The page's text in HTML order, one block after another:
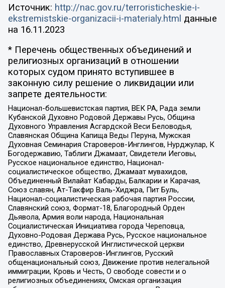
Источник: http://nac.gov.ru/terroristicheskie-i-
ekstremistskie-organizacii-i-materialy.html данные
на 16.11.2023
* Перечень общественных объединений и
религиозных организаций в отношении
которых судом принято вступившее в
законную силу решение о ликвидации или
запрете деятельности:
Национал-большевистская партия, ВЕК РА, Рада земли
Кубанской Духовно Родовой Державы Русь, Община
Духовного Управления Асгардской Веси Беловодья,
Славянская Община Капища Веды Перуна, Мужская
Духовная Семинария Староверов-Инглингов, Нурджулар, К
Богодержавию, Таблиги Джамаат, Свидетели Иеговы,
Русское национальное единство, Национал-
социалистическое общество, Джамаат мувахидов,
Объединенный Вилайат Кабарды, Балкарии и Карачая,
Союз славян, Ат-Такфир Валь-Хиджра, Пит Буль,
Национал-социалистическая рабочая партия России,
Славянский союз, Формат-18, Благородный Орден
Дьявола, Армия воли народа, Национальная
Социалистическая Инициатива города Череповца,
Духовно-Родовая Держава Русь, Русское национальное
единство, Древнерусской Инглистической церкви
Православных Староверов-Инглингов, Русский
общенациональный союз, Движение против нелегальной
иммиграции, Кровь и Честь, О свободе совести и о
религиозных объединениях, Омская организация